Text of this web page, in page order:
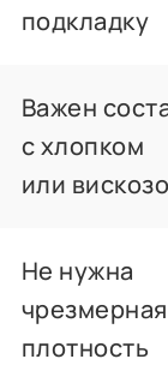
подкладку
Важен
с хлопком
или
Не нужна
чрезмерная
плотность